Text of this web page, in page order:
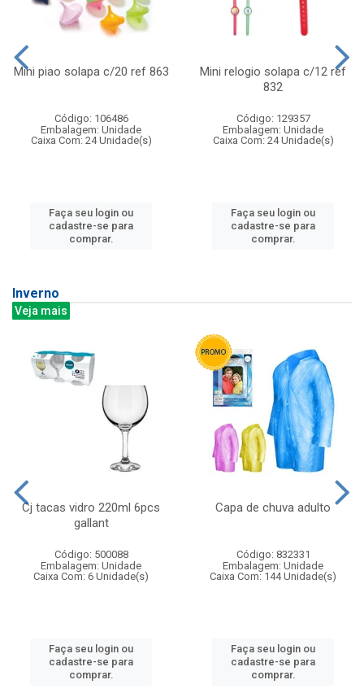
Mini piao solapa c/20 ref 863
Código: 106486
Embalagem: Unidade
Caixa Com: 24 Unidade(s)
Faça seu login ou
cadastre-se para
comprar.
Mini relogio solapa c/12 ref
832
Código: 129357
Embalagem: Unidade
Caixa Com: 24 Unidade(s)
Faça seu login ou
cadastre-se para
comprar.
Inverno
Veja mais
Cj tacas vidro 220ml 6pcs
gallant
Código: 500088
Embalagem: Unidade
Caixa Com: 6 Unidade(s)
Faça seu login ou
cadastre-se para
comprar.
Capa de chuva adulto
Código: 832331
Embalagem: Unidade
Caixa Com: 144 Unidade(s)
Faça seu login ou
cadastre-se para
comprar.